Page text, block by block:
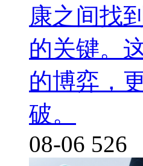
康之间找
的关键。
的博弈，
破。
08-06 526